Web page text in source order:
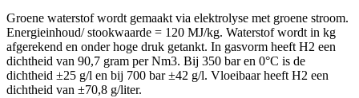
Groene waterstof wordt gemaakt via elektrolyse met groene stroom.
Energieinhoud/ stookwaarde = 120 MJ/kg. Waterstof wordt in kg
afgerekend en onder hoge druk getankt. In gasvorm heeft H2 een
dichtheid van 90,7 gram per Nm3. Bij 350 bar en 0°C is de
dichtheid ±25 g/l en bij 700 bar ±42 g/l. Vloeibaar heeft H2 een
dichtheid van ±70,8 g/liter.